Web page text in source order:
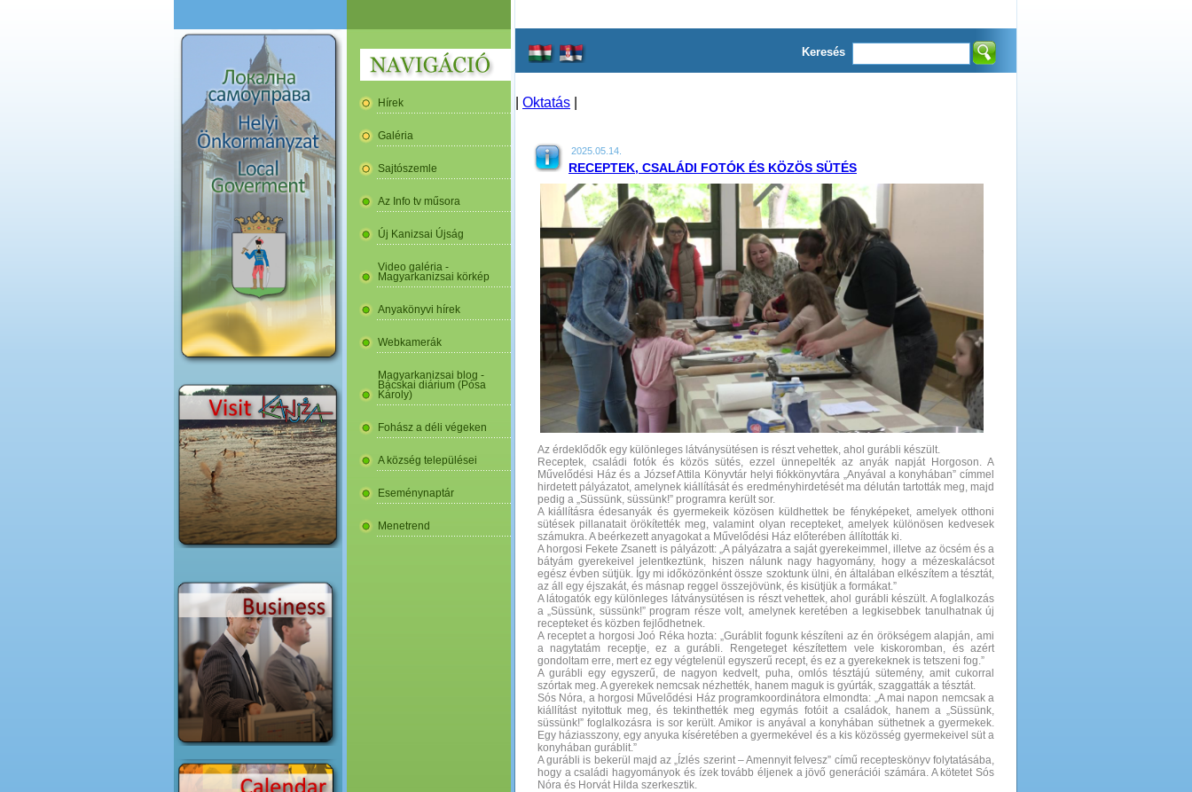
Hírek
Galéria
Sajtószemle
Az Info tv műsora
Új Kanizsai Újság
Video galéria -
Magyarkanizsai körkép
Anyakönyvi hírek
Webkamerák
Magyarkanizsai blog -
Bácskai diárium (Pósa
Károly)
Fohász a déli végeken
A község települései
Eseménynaptár
Menetrend
Keresés
Oktatás
2025.05.14.
RECEPTEK, CSALÁDI FOTÓK ÉS KÖZÖS SÜTÉS
Az érdeklődők egy különleges látványsütésen is részt vehettek, ahol gurábli készült.
Receptek, családi fotók és közös sütés, ezzel ünnepelték az anyák napját Horgoson. A
Művelődési Ház és a József Attila Könyvtár helyi fiókkönyvtára „Anyával a konyhában” címmel
hirdetett pályázatot, amelynek kiállítását és eredményhirdetését ma délután tartották meg, majd
pedig a „Süssünk, süssünk!” programra került sor.
A kiállításra édesanyák és gyermekeik közösen küldhettek be fényképeket, amelyek otthoni
sütések pillanatait örökítették meg, valamint olyan recepteket, amelyek különösen kedvesek
számukra. A beérkezett anyagokat a Művelődési Ház előterében állították ki.
A horgosi Fekete Zsanett is pályázott: „A pályázatra a saját gyerekeimmel, illetve az öcsém és a
bátyám gyerekeivel jelentkeztünk, hiszen nálunk nagy hagyomány, hogy a mézeskalácsot
egész évben sütjük. Így mi időközönként össze szoktunk ülni, én általában elkészítem a tésztát,
az áll egy éjszakát, és másnap reggel összejövünk, és kisütjük a formákat.”
A látogatók egy különleges látványsütésen is részt vehettek, ahol gurábli készült. A foglalkozás
a „Süssünk, süssünk!” program része volt, amelynek keretében a legkisebbek tanulhatnak új
recepteket és közben fejlődhetnek.
A receptet a horgosi Joó Réka hozta: „Guráblit fogunk készíteni az én örökségem alapján, ami
a nagytatám receptje, ez a gurábli. Rengeteget készítettem vele kiskoromban, és azért
gondoltam erre, mert ez egy végtelenül egyszerű recept, és ez a gyerekeknek is tetszeni fog.”
A gurábli egy egyszerű, de nagyon kedvelt, puha, omlós tésztájú sütemény, amit cukorral
szórtak meg. A gyerekek nemcsak nézhették, hanem maguk is gyúrták, szaggatták a tésztát.
Sós Nóra, a horgosi Művelődési Ház programkoordinátora elmondta: „A mai napon nemcsak a
kiállítást nyitottuk meg, és tekinthették meg egymás fotóit a családok, hanem a „Süssünk,
süssünk!” foglalkozásra is sor került. Amikor is anyával a konyhában süthetnek a gyermekek.
Egy háziasszony, egy anyuka kíséretében a gyermekével és a kis közösség gyermekeivel süt a
konyhában guráblit.”
A gurábli is bekerül majd az „Ízlés szerint – Amennyit felvesz” című recepteskönyv folytatásába,
hogy a családi hagyományok és ízek tovább éljenek a jövő generációi számára. A kötetet Sós
Nóra és Horvát Hilda szerkesztik.